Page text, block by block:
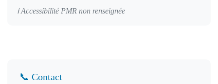
ℹ️ Accessibilité PMR non renseignée
📞 Contact